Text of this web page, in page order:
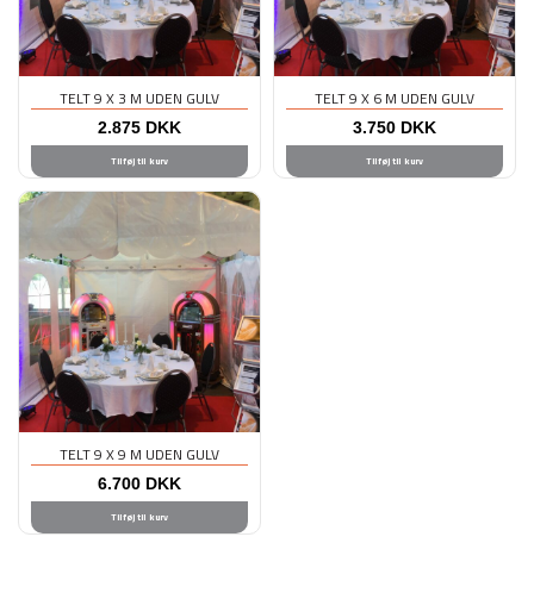
TELT 9 X 3 M UDEN GULV
2.875 DKK
Tilføj til kurv
TELT 9 X 6 M UDEN GULV
3.750 DKK
Tilføj til kurv
TELT 9 X 9 M UDEN GULV
6.700 DKK
Tilføj til kurv